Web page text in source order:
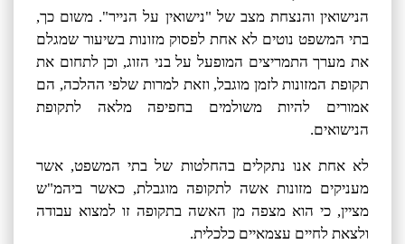
הנישואין והנצחת מצב של "נישואין על הנייר". משום כך,
בתי המשפט נוטים לא אחת לפסוק מזונות בשיעור שמגלם
את מערך התמריצים המופעל על בני הזוג, וכן לתחום את
תקופת המזונות לזמן מוגבל, וזאת למרות שלפי ההלכה, הם
אמורים להיות משולמים בחפיפה מלאה לתקופת
הנישואים.
לא אחת אנו נתקלים בהחלטות של בתי המשפט, אשר
מעניקים מזונות אשה לתקופה מוגבלת, כאשר ביהמ"ש
מציין, כי הוא מצפה מן האשה בתקופה זו למצוא עבודה
ולצאת לחיים עצמאיים כלכלית.